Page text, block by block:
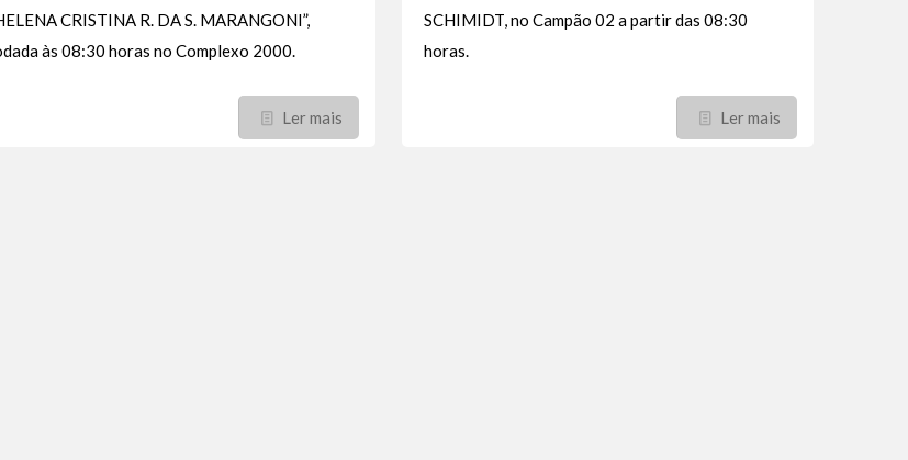
CRISTINA R. DA S. MARANGONI”,
às 08:30 horas no Complexo 2000.
Ler mais
SCHIMIDT, no Campão 02 a partir das 08:30
horas.
Ler mais